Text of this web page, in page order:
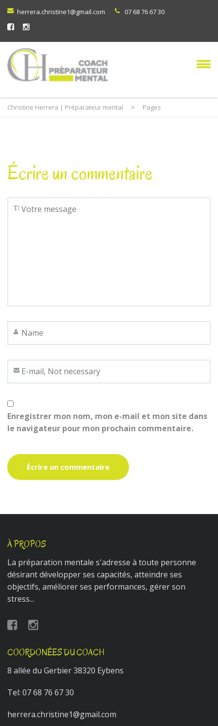
herrera.christine1@gmail.com 07 68 76 67 30
Christine Herrera | Préparateur mental > Pages
Écrire un commentaire
Enregistrer mon nom, mon e-mail et mon site dans
le navigateur pour mon prochain commentaire.
À PROPOS
La préparation mentale s'adresse à toute personne
désirant développer ses capacités, atteindre ses
objectifs, améliorer ses performances, gérer son
stress...
COORDONÉES DU COACH
8 allée du Gerbier 38320 Eybens
Tel: 07 68 76 67 30
herrera.christine1@gmail.com